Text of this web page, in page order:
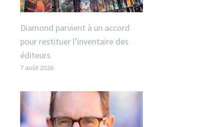
Diamond parvient à un accord
pour restituer l’inventaire des
éditeurs
7 août 2026